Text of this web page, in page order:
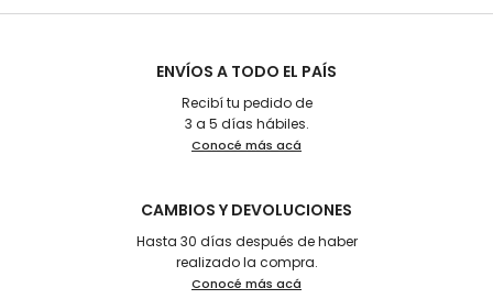
ENVÍOS A TODO EL PAÍS
Recibí tu pedido de
3 a 5 días hábiles.
Conocé más acá
CAMBIOS Y DEVOLUCIONES
Hasta 30 días después de haber
realizado la compra.
Conocé más acá